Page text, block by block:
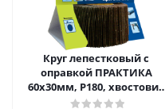
Круг лепестковый с
оправкой ПРАКТИКА
60х30мм, P180, хвостовик
6 мм, серия Профи